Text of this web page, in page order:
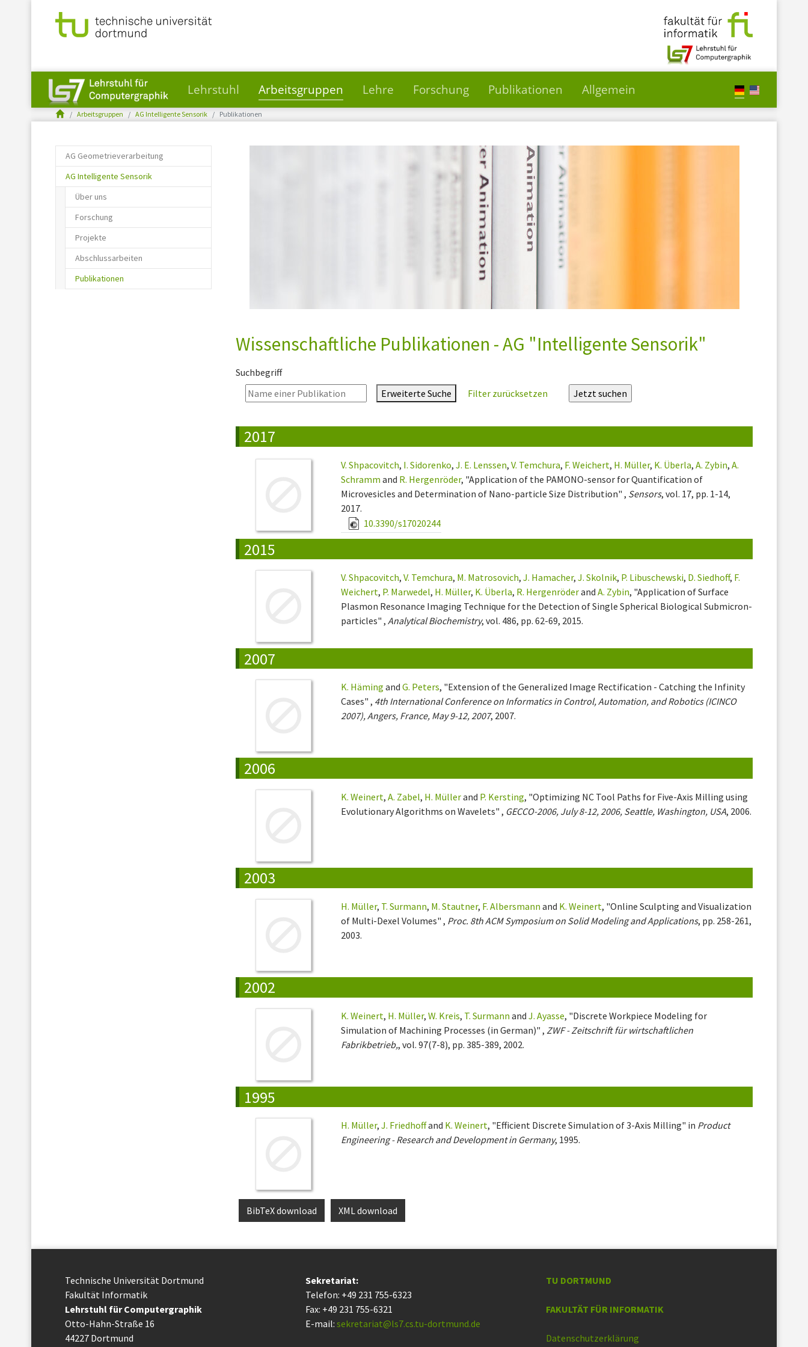
Skip to main content
Lehrstuhl Arbeitsgruppen Lehre Forschung Publikationen Allgemein
You are here:Arbeitsgruppen AG Intelligente Sensorik Publikationen
AG Geometrieverarbeitung
AG Intelligente Sensorik
Über uns
Forschung
Projekte
Abschlussarbeiten
Publikationen
Wissenschaftliche Publikationen - AG "Intelligente Sensorik"
Suchbegriff
Erweiterte Suche
Filter zurücksetzen
2017
V. Shpacovitch, I. Sidorenko,J. E. Lenssen,V. Temchura, F. Weichert, H. Müller, K. Überla,A. Zybin,A.
Schramm and R. Hergenröder, "Application of the PAMONO-sensor for Quantification of
Microvesicles and Determination of Nano-particle Size Distribution" , Sensors, vol. 17, pp. 1-14,
2017.
10.3390/s17020244
2015
V. Shpacovitch,V. Temchura, M. Matrosovich,J. Hamacher,J. Skolnik, P. Libuschewski, D. Siedhoff, F.
Weichert, P. Marwedel, H. Müller, K. Überla, R. HergenröderandA. Zybin, "Application of Surface
Plasmon Resonance Imaging Technique for the Detection of Single Spherical Biological Submicron-
particles" ,Analytical Biochemistry, vol. 486, pp. 62-69, 2015.
2007
K. Häming andG. Peters, "Extension of the Generalized Image Rectification - Catching the Infinity
Cases" , 4th International Conference on Informatics in Control, Automation, and Robotics (ICINCO
2007), Angers, France, May 9-12, 2007, 2007.
2006
K. Weinert,A. Zabel, H. Müllerand P. Kersting, "Optimizing NC Tool Paths for Five-Axis Milling using
Evolutionary Algorithms on Wavelets" , GECCO-2006, July 8-12, 2006, Seattle, Washington, USA, 2006.
2003
H. Müller, T. Surmann, M. Stautner, F. Albersmann and K. Weinert, "Online Sculpting and Visualization
of Multi-Dexel Volumes" , Proc. 8th ACM Symposium on Solid Modeling and Applications, pp. 258-261,
2003.
2002
K. Weinert, H. Müller,W. Kreis, T. Surmann andJ. Ayasse, "Discrete Workpiece Modeling for
Simulation of Machining Processes (in German)" , ZWF - Zeitschrift für wirtschaftlichen
Fabrikbetrieb,, vol. 97(7-8), pp. 385-389, 2002.
1995
H. Müller,J. Friedhoffand K. Weinert, "Efficient Discrete Simulation of 3-Axis Milling" in Product
Engineering - Research and Development in Germany, 1995.
BibTeX download XML download
Technische Uni­ver­si­tät Dort­mund
Fakultät Informatik
Lehrstuhl für Computergraphik
Otto-Hahn-Straße 16
44227 Dort­mund
Sekretariat:
Telefon: +49 231 755-6323
Fax: +49 231 755-6321
E-mail: sekretariat@ls7.cs.tu-dortmund.de
TU DORTMUND
FAKULTÄT FÜR INFORMATIK
Datenschutzerklärung